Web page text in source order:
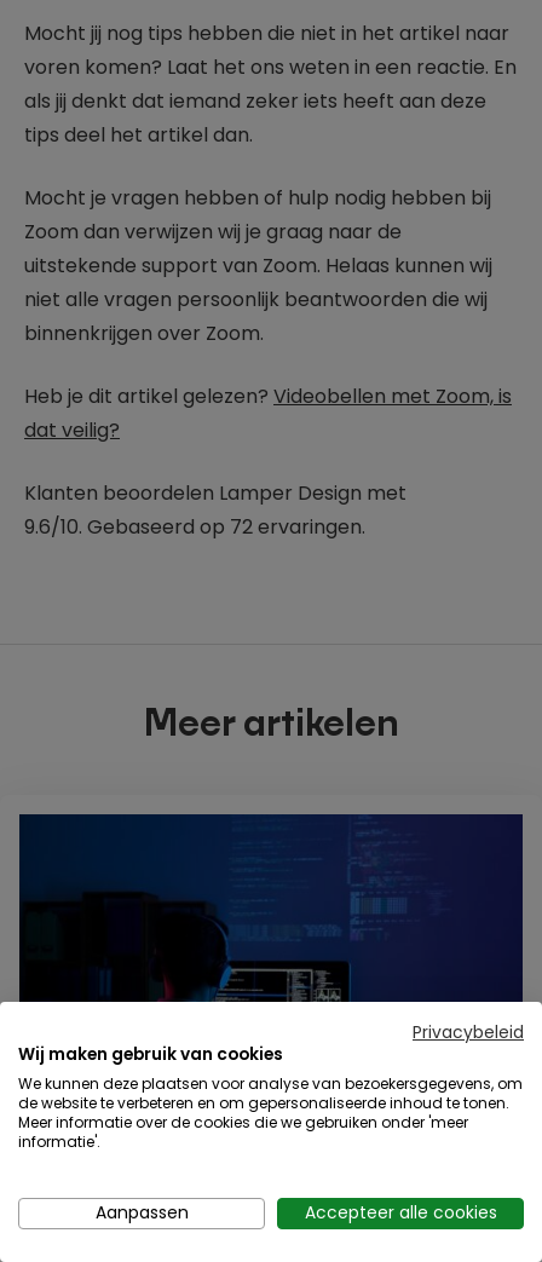
Privacybeleid
Wij maken gebruik van cookies
We kunnen deze plaatsen voor analyse van bezoekersgegevens, om
de website te verbeteren en om gepersonaliseerde inhoud te tonen.
Meer informatie over de cookies die we gebruiken onder 'meer
informatie'.
Aanpassen Accepteer alle cookies
Mocht jij nog tips hebben die niet in het artikel naar
voren komen? Laat het ons weten in een reactie. En
als jij denkt dat iemand zeker iets heeft aan deze
tips deel het artikel dan.
Mocht je vragen hebben of hulp nodig hebben bij
Zoom dan verwijzen wij je graag naar de
uitstekende support van Zoom. Helaas kunnen wij
niet alle vragen persoonlijk beantwoorden die wij
binnenkrijgen over Zoom.
Heb je dit artikel gelezen? Videobellen met Zoom, is
dat veilig?
Klanten beoordelen Lamper Design met
9.6/10. Gebaseerd op 72ervaringen.
Meer artikelen
22 apr 2025
Heb je regelmatig storingen met je WordPress